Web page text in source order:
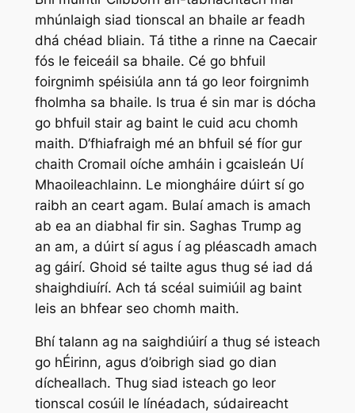
mhúnlaigh siad tionscal an bhaile ar feadh
dhá chéad bliain. Tá tithe a rinne na Caecair
fós le feiceáil sa bhaile. Cé go bhfuil
foirgnimh spéisiúla ann tá go leor foirgnimh
fholmha sa bhaile. Is trua é sin mar is dócha
go bhfuil stair ag baint le cuid acu chomh
maith. D’fhiafraigh mé an bhfuil sé fíor gur
chaith Cromail oíche amháin i gcaisleán Uí
Mhaoileachlainn. Le miongháire dúirt sí go
raibh an ceart agam. Bulaí amach is amach
ab ea an diabhal fir sin. Saghas Trump ag
an am, a dúirt sí agus í ag pléascadh amach
ag gáirí. Ghoid sé tailte agus thug sé iad dá
shaighdiuírí. Ach tá scéal suimiúil ag baint
leis an bhfear seo chomh maith.
Bhí talann ag na saighdiúirí a thug sé isteach
go hÉirinn, agus d’oibrigh siad go dian
dícheallach. Thug siad isteach go leor
tionscal cosúil le línéadach, súdaireacht